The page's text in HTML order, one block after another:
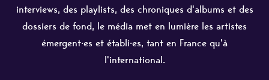
interviews, des playlists, des chroniques d'albums et des
dossiers de fond, le média met en lumière les artistes
émergent·es et établi·es, tant en France qu'à
l'international.